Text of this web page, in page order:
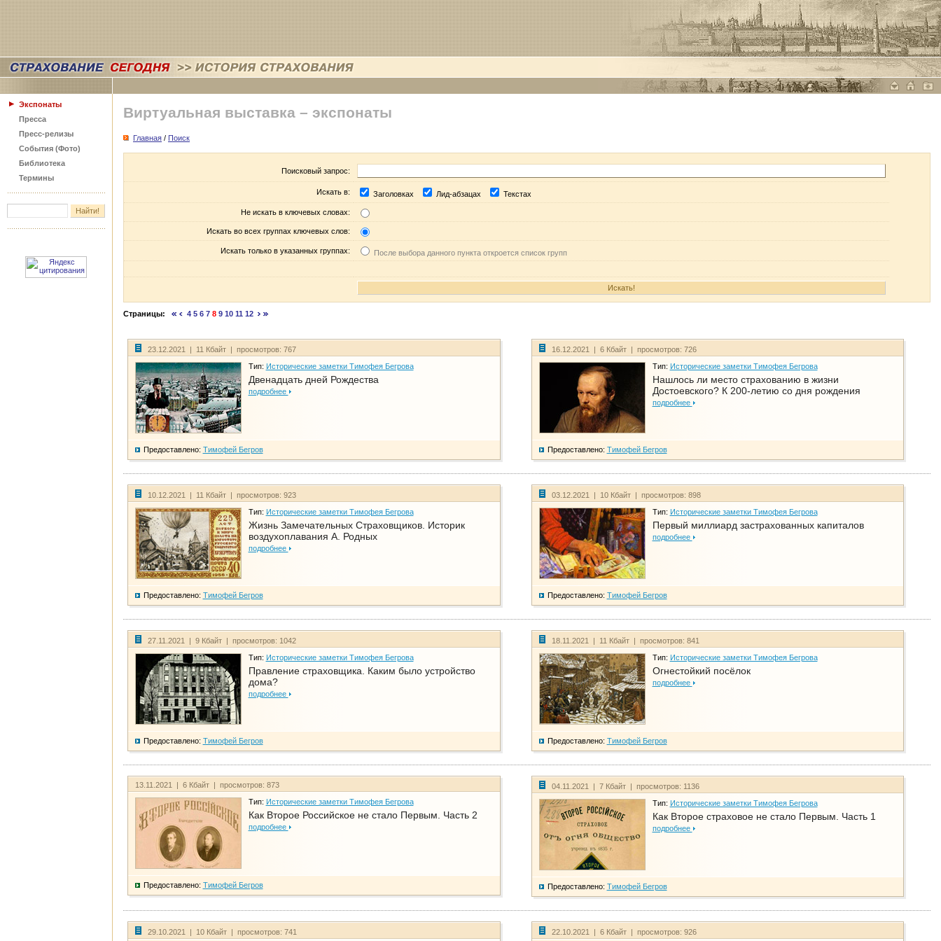
Экспонаты
Пресса
Пресс-релизы
События (Фото)
Библиотека
Термины
Виртуальная выставка – экспонаты
Главная / Поиск
Поисковый запрос:
Искать в: Заголовках Лид-абзацах Текстах
Не искать в ключевых словах:
Искать во всех группах ключевых слов:
Искать только в указанных группах: После выбора данного пункта откроется список групп
Страницы: 4 5 6 7 8 9 10 11 12
23.12.2021 | 11 Кбайт | просмотров: 767
Тип: Исторические заметки Тимофея Бегрова
Двенадцать дней Рождества
подробнее
Предоставлено: Тимофей Бегров
16.12.2021 | 6 Кбайт | просмотров: 726
Тип: Исторические заметки Тимофея Бегрова
Нашлось ли место страхованию в жизни
Достоевского? К 200-летию со дня рождения
подробнее
Предоставлено: Тимофей Бегров
10.12.2021 | 11 Кбайт | просмотров: 923
Тип: Исторические заметки Тимофея Бегрова
Жизнь Замечательных Страховщиков. Историк
воздухоплавания А. Родных
подробнее
Предоставлено: Тимофей Бегров
03.12.2021 | 10 Кбайт | просмотров: 898
Тип: Исторические заметки Тимофея Бегрова
Первый миллиард застрахованных капиталов
подробнее
Предоставлено: Тимофей Бегров
27.11.2021 | 9 Кбайт | просмотров: 1042
Тип: Исторические заметки Тимофея Бегрова
Правление страховщика. Каким было устройство
дома?
подробнее
Предоставлено: Тимофей Бегров
18.11.2021 | 11 Кбайт | просмотров: 841
Тип: Исторические заметки Тимофея Бегрова
Огнестойкий посёлок
подробнее
Предоставлено: Тимофей Бегров
13.11.2021 | 6 Кбайт | просмотров: 873
Тип: Исторические заметки Тимофея Бегрова
Как Второе Российское не стало Первым. Часть 2
подробнее
Предоставлено: Тимофей Бегров
04.11.2021 | 7 Кбайт | просмотров: 1136
Тип: Исторические заметки Тимофея Бегрова
Как Второе страховое не стало Первым. Часть 1
подробнее
Предоставлено: Тимофей Бегров
29.10.2021 | 10 Кбайт | просмотров: 741 22.10.2021 | 6 Кбайт | просмотров: 926